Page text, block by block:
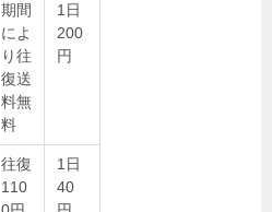
期間
によ
り往
復送
料無
料
1日
200
円
往復
110
1日
40